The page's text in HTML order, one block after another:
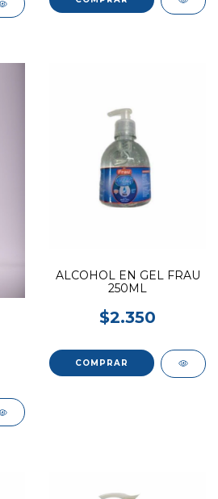
ALCOHOL EN GEL FRAU
250ML
$2.350